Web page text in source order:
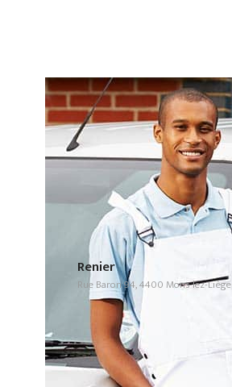
Renier
Rue Baron 94, 4400 Mons-lez-Liège